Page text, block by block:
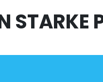
STARKE